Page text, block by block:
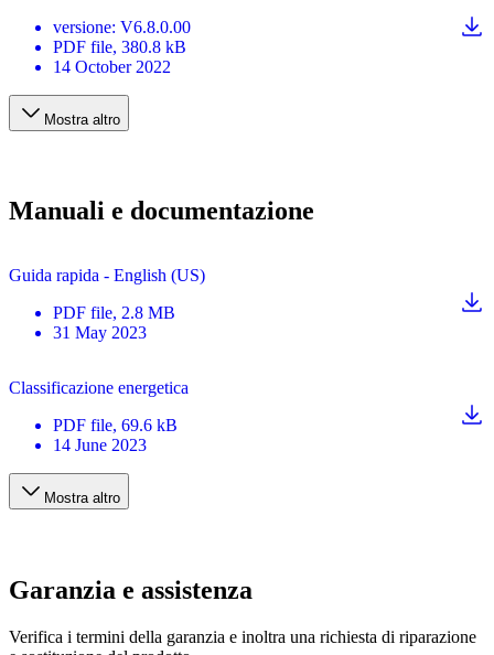
versione: V6.8.0.00
PDF file, 380.8 kB
14 October 2022
Mostra altro
Manuali e documentazione
Guida rapida - English (US)
PDF file, 2.8 MB
31 May 2023
Classificazione energetica
PDF file, 69.6 kB
14 June 2023
Mostra altro
Garanzia e assistenza
Verifica i termini della garanzia e inoltra una richiesta di riparazione